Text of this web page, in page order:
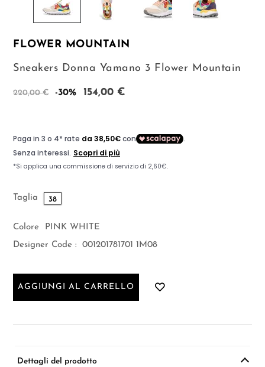
FLOWER MOUNTAIN
Sneakers Donna Yamano 3 Flower Mountain
220,00 € -30% 154,00 €
Taglia 38
Colore
PINK WHITE
Designer Code :
001201781701 1M08
AGGIUNGI AL CARRELLO
Dettagli del prodotto